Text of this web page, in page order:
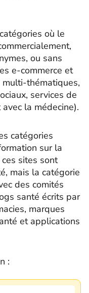
où le
ou sans
e-commerce et
thématiques,
services de
la médecine).
catégories
sur la
sites sont
mais la catégorie
des comités
santé écrits par
marques
et applications
: